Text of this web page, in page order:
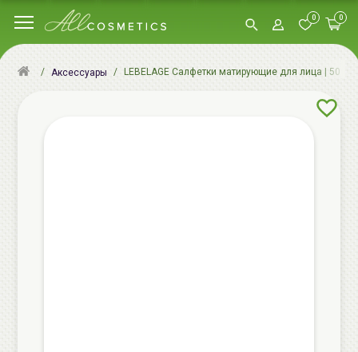
0 0
Аксессуары LEBELAGE Салфетки матирующие для лица | 50шт